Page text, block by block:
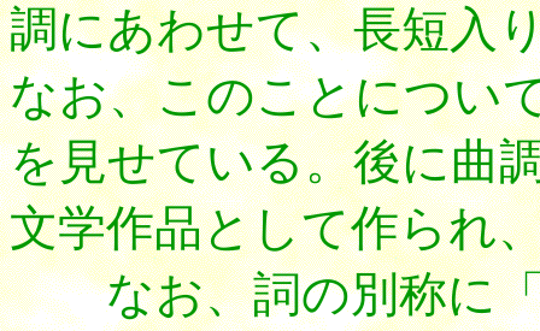
調にあわせて、長短入
なお、このことについ
を見せている。後に曲
文学作品として作られ
なお、詞の別称に「